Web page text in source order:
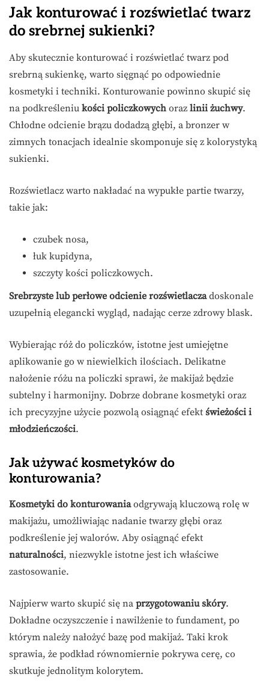
Jak konturować i rozświetlać twarz
do srebrnej sukienki?
Aby skutecznie konturować i rozświetlać twarz pod
srebrną sukienkę, warto sięgnąć po odpowiednie
kosmetyki i techniki. Konturowanie powinno skupić się
na podkreśleniu kości policzkowych oraz linii żuchwy.
Chłodne odcienie brązu dodadzą głębi, a bronzer w
zimnych tonacjach idealnie skomponuje się z kolorystyką
sukienki.
Rozświetlacz warto nakładać na wypukłe partie twarzy,
takie jak:
czubek nosa,
łuk kupidyna,
szczyty kości policzkowych.
Srebrzyste lub perłowe odcienie rozświetlaczadoskonale
uzupełnią elegancki wygląd, nadając cerze zdrowy blask.
Wybierając róż do policzków, istotne jest umiejętne
aplikowanie go w niewielkich ilościach. Delikatne
nałożenie różu na policzki sprawi, że makijaż będzie
subtelny i harmonijny. Dobrze dobrane kosmetyki oraz
ich precyzyjne użycie pozwolą osiągnąć efekt świeżości i
młodzieńczości.
Jak używać kosmetyków do
konturowania?
Kosmetyki do konturowaniaodgrywają kluczową rolę w
makijażu, umożliwiając nadanie twarzy głębi oraz
podkreślenie jej walorów. Aby osiągnąć efekt
naturalności, niezwykle istotne jest ich właściwe
zastosowanie.
Najpierw warto skupić się na przygotowaniu skóry.
Dokładne oczyszczenie i nawilżenie to fundament, po
którym należy nałożyć bazę pod makijaż. Taki krok
sprawia, że podkład równomiernie pokrywa cerę, co
skutkuje jednolitym kolorytem.